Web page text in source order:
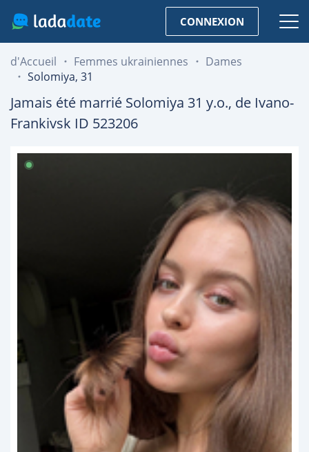
CONNEXION
d'Accueil Femmes ukrainiennes
Dames
Solomiya, 31
Jamais été marrié Solomiya 31 y.o., de Ivano-
Frankivsk ID 523206